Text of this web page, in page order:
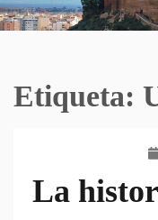
Etiqueta:
La